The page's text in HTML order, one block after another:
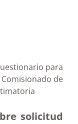
para
de
Estimatoria
solicitud